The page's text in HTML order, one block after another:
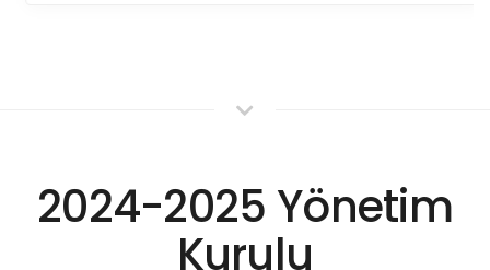
2024-2025 Yönetim
Kurulu